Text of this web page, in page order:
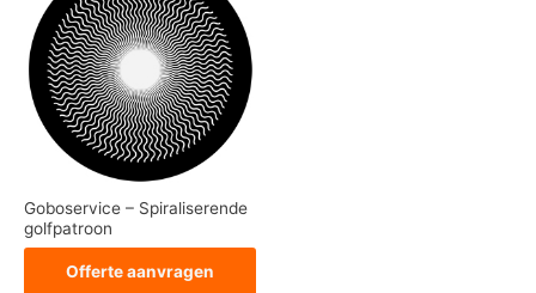
Goboservice – Spiraliserende
golfpatroon
Offerte aanvragen